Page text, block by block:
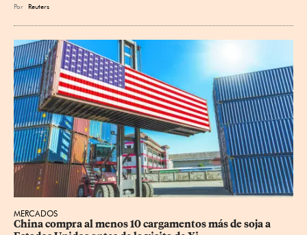
Por Reuters
MERCADOS
China compra al menos 10 cargamentos más de soja a